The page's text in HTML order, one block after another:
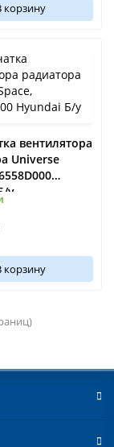
корзину
вентилятора
Universe
Б/у
корзину